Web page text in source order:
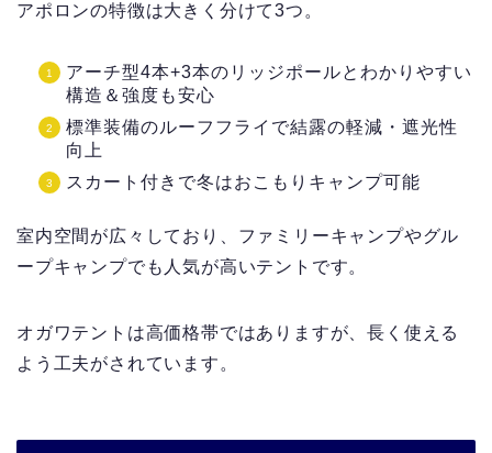
アポロンの特徴は大きく分けて3つ。
アーチ型4本+3本のリッジポールとわかりやすい
構造＆強度も安心
標準装備のルーフフライで結露の軽減・遮光性
向上
スカート付きで冬はおこもりキャンプ可能
室内空間が広々しており、ファミリーキャンプやグル
ープキャンプでも人気が高いテントです。
オガワテントは高価格帯ではありますが、長く使える
よう工夫がされています。